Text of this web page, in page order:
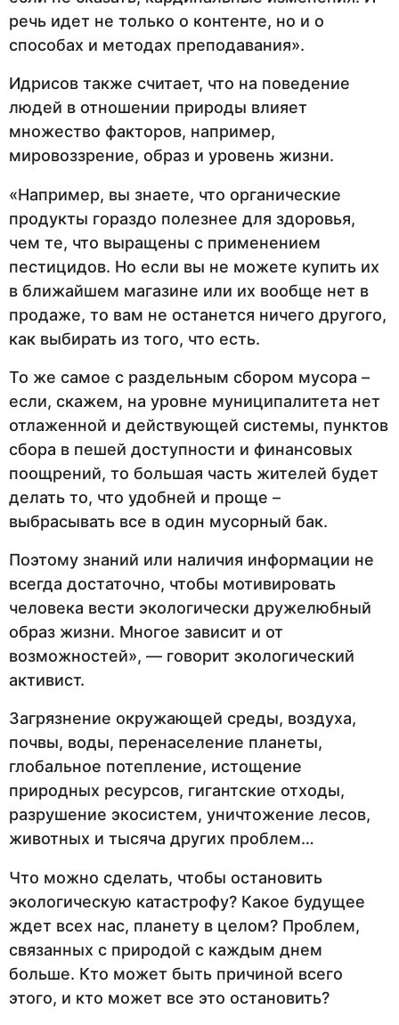
речь идет не только о контенте, но и о
способах и методах преподавания».
Идрисов также считает, что на поведение
людей в отношении природы влияет
множество факторов, например,
мировоззрение, образ и уровень жизни.
«Например, вы знаете, что органические
продукты гораздо полезнее для здоровья,
чем те, что выращены с применением
пестицидов. Но если вы не можете купить их
в ближайшем магазине или их вообще нет в
продаже, то вам не останется ничего другого,
как выбирать из того, что есть.
То же самое с раздельным сбором мусора –
если, скажем, на уровне муниципалитета нет
отлаженной и действующей системы, пунктов
сбора в пешей доступности и финансовых
поощрений, то большая часть жителей будет
делать то, что удобней и проще –
выбрасывать все в один мусорный бак.
Поэтому знаний или наличия информации не
всегда достаточно, чтобы мотивировать
человека вести экологически дружелюбный
образ жизни. Многое зависит и от
возможностей», — говорит экологический
активист.
Загрязнение окружающей среды, воздуха,
почвы, воды, перенаселение планеты,
глобальное потепление, истощение
природных ресурсов, гигантские отходы,
разрушение экосистем, уничтожение лесов,
животных и тысяча других проблем…
Что можно сделать, чтобы остановить
экологическую катастрофу? Какое будущее
ждет всех нас, планету в целом? Проблем,
связанных с природой с каждым днем
больше. Кто может быть причиной всего
этого, и кто может все это остановить?